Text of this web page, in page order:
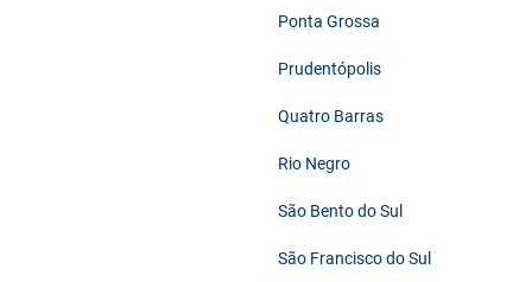
Ponta Grossa
Prudentópolis
Quatro Barras
Rio Negro
São Bento do Sul
São Francisco do Sul